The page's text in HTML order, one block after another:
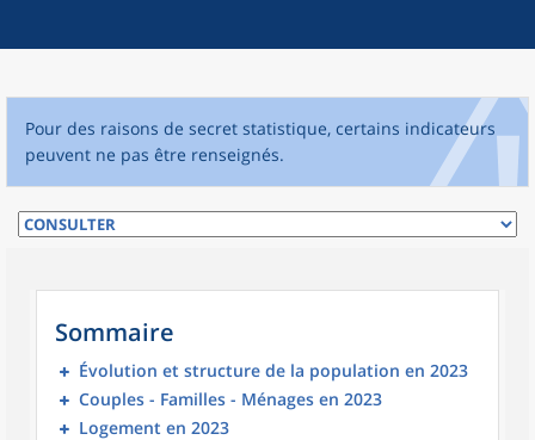
Pour des raisons de secret statistique, certains indicateurs
peuvent ne pas être renseignés.
Sommaire
Évolution et structure de la population en 2023
Couples - Familles - Ménages en 2023
Logement en 2023